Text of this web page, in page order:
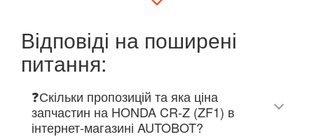
Відповіді на поширені
питання:
❓Скільки пропозицій та яка ціна
запчастин на HONDA CR-Z (ZF1) в
інтернет-магазині AUTOBOT?